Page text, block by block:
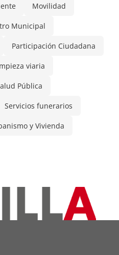
Movilidad
Municipal
Participación Ciudadana
viaria
Pública
Servicios funerarios
y Vivienda